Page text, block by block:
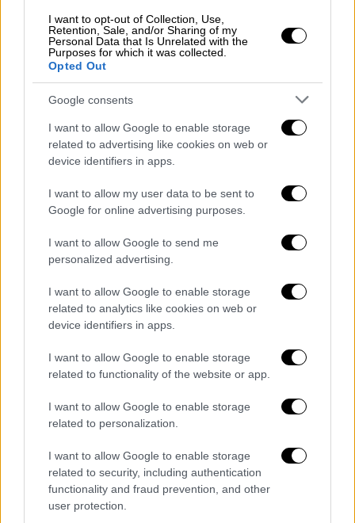
I want to opt-out of Collection, Use,
Retention, Sale, and/or Sharing of my
Personal Data that Is Unrelated with the
Purposes for which it was collected.
Opted Out
Google consents
I want to allow Google to enable storage
related to advertising like cookies on web or
device identifiers in apps.
I want to allow my user data to be sent to
Google for online advertising purposes.
I want to allow Google to send me
personalized advertising.
I want to allow Google to enable storage
related to analytics like cookies on web or
device identifiers in apps.
I want to allow Google to enable storage
related to functionality of the website or app.
I want to allow Google to enable storage
related to personalization.
I want to allow Google to enable storage
related to security, including authentication
functionality and fraud prevention, and other
user protection.
περισσότερο. Το να υιοθετεί κανείς μια
θετική οπτική για τη γήρανση δεν σημαίνει
ότι αγνοεί τη δυσκολία της ασθένειας, τη
μείωση των ικανοτήτων ή την απώλεια
αγαπημένων προσώπων. Αντίθετα, απαιτεί να
εκτιμά την πλήρη και δυναμική εμπειρίατης
ζωής.
«Το πένθος μπορεί πράγματι να είναι
επώδυνο και τονα βλέπεις έναν αγαπημένο
αλλά είναι επίσηςμια ευκαιρία να πεις όλα
όσα θέλεις να πεις», είπε η Έμερι-
Τιμπούρσιο. «Είναι επίσης μια ευκαιρία να
αφήσεις μια κληρονομιά. Μια ευκαιρία
αφήσεις πίσω ό,τι δεν είναι σημαντικό για
εσένα». Ωστόσο,δεν χρειάζεται να
εξαφανιστεί εντελώς ο φόβοςγια να αρχίσει
Κάρπεντερ. «Δεν υπάρχειτίποτα κακό στο
να φοβάσαι τον θάνατο ή τη διαδικασία του
θανάτου», είπε. «Το δεύτερο βήμα είναι να
αναρωτηθείς: “Τι κάνω με αυτά τα
συναισθήματα; … Πώς μπορώ ναμετατρέψω
αυτόν τον φόβο σε κάτι θετικό